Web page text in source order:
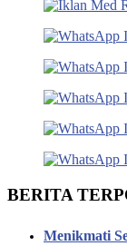
BERITA
Menikmati